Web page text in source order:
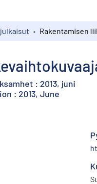
: 2013, juni
: 2013, June